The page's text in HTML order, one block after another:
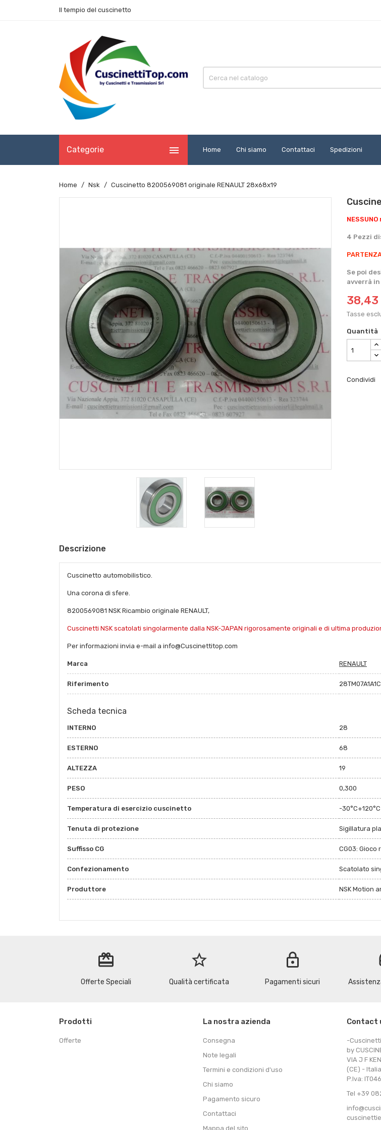
Il tempio del cuscinetto
Categorie  Home Chi siamo Contattaci Spedizioni
Home Nsk Cuscinetto 8200569081 originale RENAULT 28x68x19
4 Pezzi
Se poi
avverrà
Tasse
Quantità
Condividi
Descrizione
Cuscinetto automobilistico.
Una corona di sfere.
8200569081 NSK Ricambio originale RENAULT,
Cuscinetti NSK scatolati singolarmente dalla NSK-JAPAN rigorosamente originali e di ultima
Per informazioni invia e-mail a info@Cuscinettitop.com
Marca RENAULT
Riferimento
Scheda tecnica
INTERNO 28
ESTERNO 68
ALTEZZA 19
PESO 0,300
Temperatura di esercizio cuscinetto -
Tenuta di protezione Sigillatura
Suffisso CG CG03:
Confezionamento Scatolato
Produttore NSK Motion
redeem
Offerte Speciali
star_border
Qualità certificata
lock
Pagamenti sicuri
Prodotti
Offerte
La nostra azienda
Consegna
Note legali
Termini e condizioni d'uso
Chi siamo
Pagamento sicuro
Contattaci
Mappa del sito
Contact
-
by
VIA J F
(CE) - Italia
P.Iva:
Tel +39